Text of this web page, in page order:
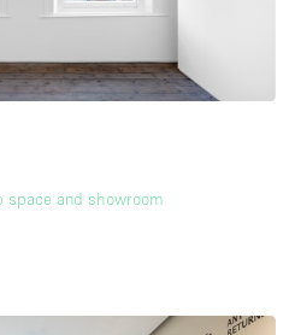
space and showroom